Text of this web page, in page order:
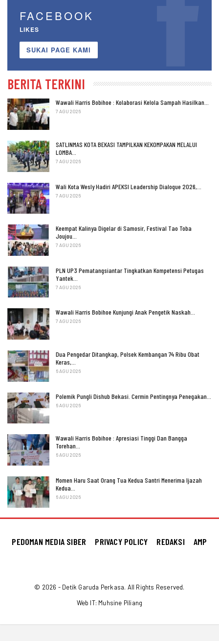
FACEBOOK
LIKES
SUKAI PAGE KAMI
BERITA TERKINI
Wawali Harris Bobihoe : Kolaborasi Kelola Sampah Hasilkan…
7 AGU 2026
SATLINMAS KOTA BEKASI TAMPILKAN KEKOMPAKAN MELALUI
LOMBA…
7 AGU 2026
Wali Kota Wesly Hadiri APEKSI Leadership Dialogue 2026,…
7 AGU 2026
Keempat Kalinya Digelar di Samosir, Festival Tao Toba
Joujou…
7 AGU 2026
PLN UP3 Pematangsiantar Tingkatkan Kompetensi Petugas
Yantek…
7 AGU 2026
Wawali Harris Bobihoe Kunjungi Anak Pengetik Naskah…
7 AGU 2026
Dua Pengedar Ditangkap, Polsek Kembangan 74 Ribu Obat
Keras,…
6 AGU 2026
Polemik Pungli Dishub Bekasi. Cermin Pentingnya Penegakan…
6 AGU 2026
Wawali Harris Bobihoe : Apresiasi Tinggi Dan Bangga
Torehan…
6 AGU 2026
Momen Haru Saat Orang Tua Kedua Santri Menerima Ijazah
Kedua…
6 AGU 2026
PEDOMAN MEDIA SIBER PRIVACY POLICY REDAKSI AMP
© 2026 - Detik Garuda Perkasa. All Rights Reserved.
Web IT: Muhsine Piliang